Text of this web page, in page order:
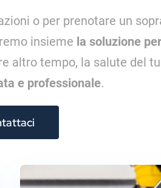
o per prenotare un
insieme la soluzione
altro tempo, la salute del
e professionale.